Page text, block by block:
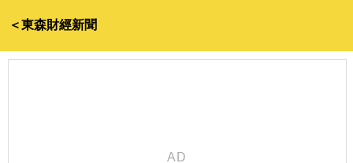
＜東森財經新聞